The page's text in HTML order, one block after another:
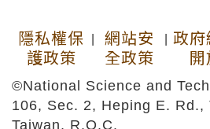
隱私權保
護政策
網站安
全政策
政府
©National Science and
106, Sec. 2, Heping E. Rd.,
Taiwan, R.O.C.